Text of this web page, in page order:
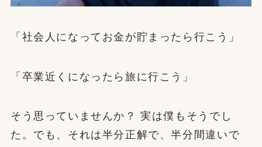
「社会人になってお金が貯まったら行こう」
「卒業近くになったら旅に行こう」
そう思っていませんか？ 実は僕もそうでし
た。でも、それは半分正解で、半分間違いで